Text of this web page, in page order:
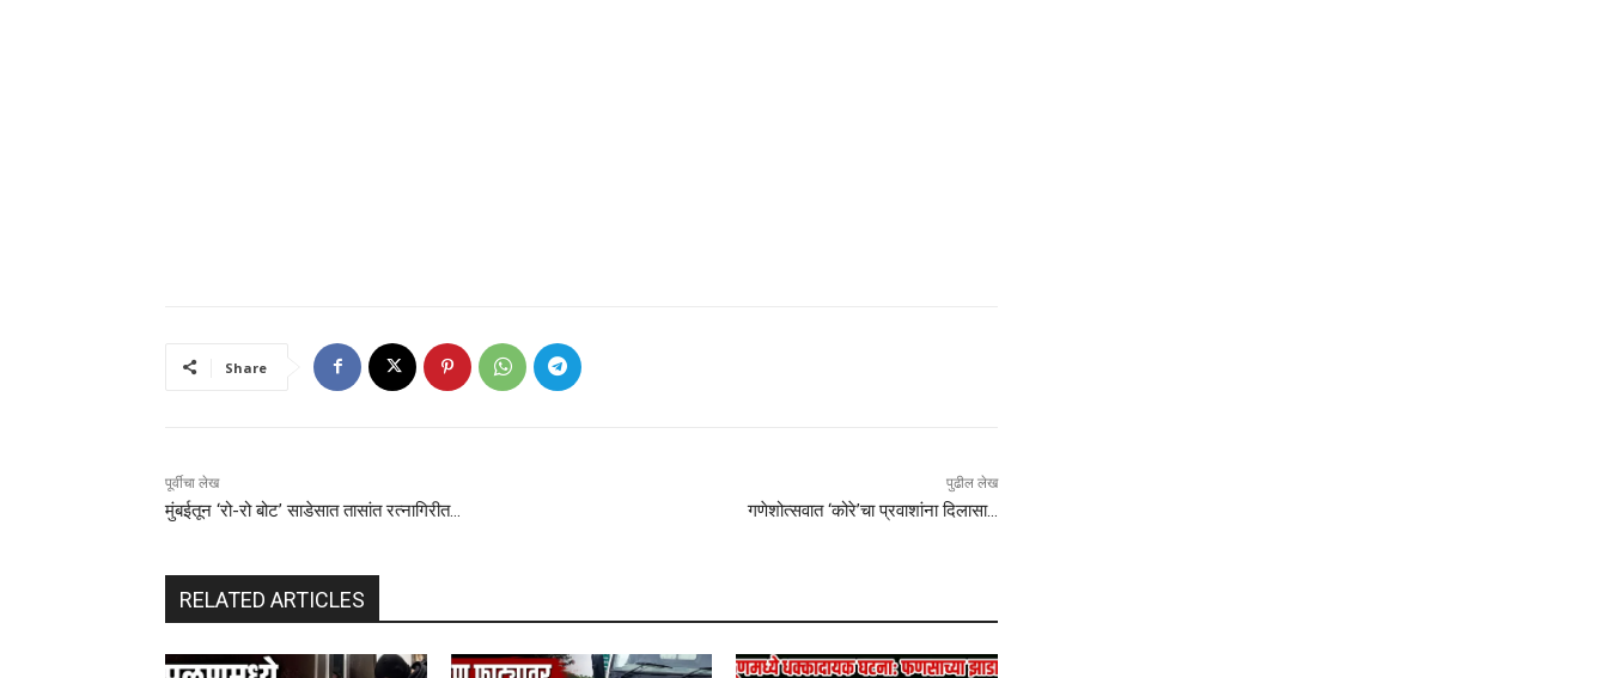
Share
पूर्वीचा लेख
मुंबईतून ‘रो-रो बोट’ साडेसात तासांत रत्नागिरीत…
पुढील लेख
गणेशोत्सवात ‘कोरे’चा प्रवाशांना दिलासा…
RELATED ARTICLES